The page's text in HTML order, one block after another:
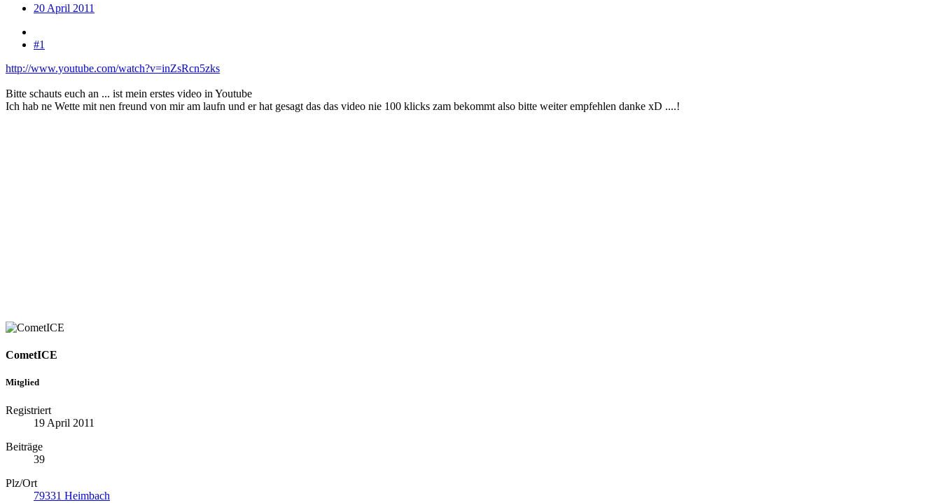
20 April 2011
#1
http://www.youtube.com/watch?v=inZsRcn5zks
Bitte schauts euch an ... ist mein erstes video in Youtube
Ich hab ne Wette mit nen freund von mir am laufn und er hat gesagt das das video nie 100 klicks zam bekommt also bitte weiter empfehlen danke xD ....!
CometICE
Mitglied
Registriert
19 April 2011
Beiträge
39
Plz/Ort
79331 Heimbach